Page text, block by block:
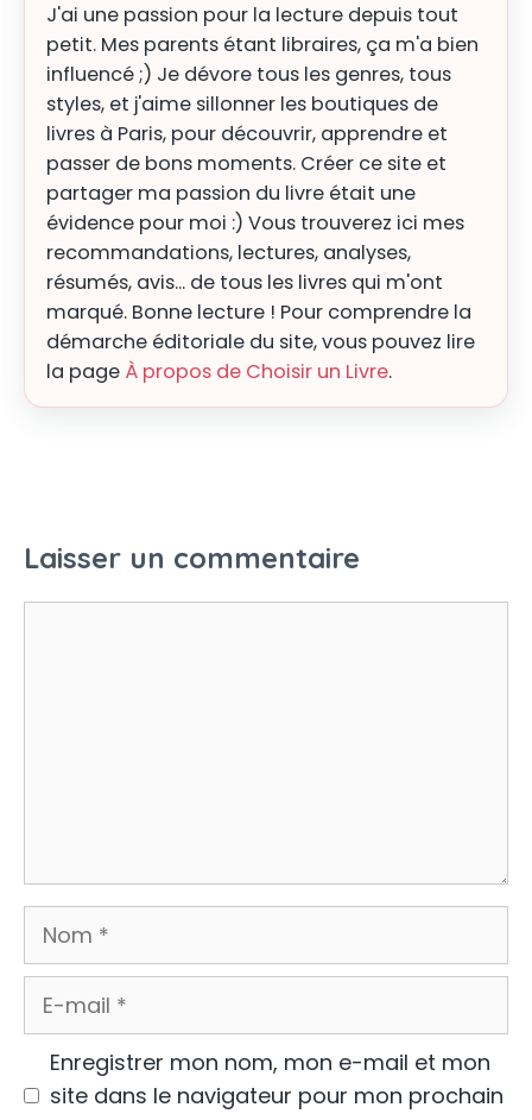
J'ai une passion pour la lecture depuis tout
petit. Mes parents étant libraires, ça m'a bien
influencé ;) Je dévore tous les genres, tous
styles, et j'aime sillonner les boutiques de
livres à Paris, pour découvrir, apprendre et
passer de bons moments. Créer ce site et
partager ma passion du livre était une
évidence pour moi :) Vous trouverez ici mes
recommandations, lectures, analyses,
résumés, avis... de tous les livres qui m'ont
marqué. Bonne lecture ! Pour comprendre la
démarche éditoriale du site, vous pouvez lire
la page À propos de Choisir un Livre.
Laisser un commentaire
Nom
E-
Enregistrer mon nom, mon e-mail et mon
site dans le navigateur pour mon prochain